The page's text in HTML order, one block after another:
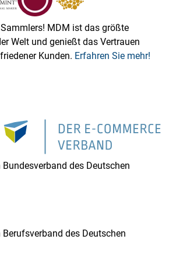
MDM ist das größte
Welt und genießt das Vertrauen
Kunden. Erfahren Sie mehr!
des Deutschen
des Deutschen